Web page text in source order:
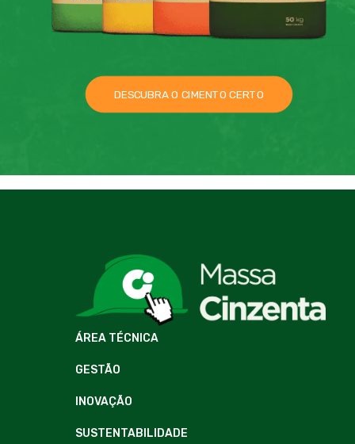
DESCUBRA O CIMENTO CERTO
ÁREA TÉCNICA
GESTÃO
INOVAÇÃO
SUSTENTABILIDADE